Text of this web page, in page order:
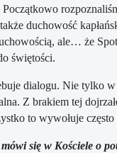
także duchowość
ale… że
świętości.
dialogu. Nie tylko
Z brakiem tej
to wywołuje
się w Kościele o